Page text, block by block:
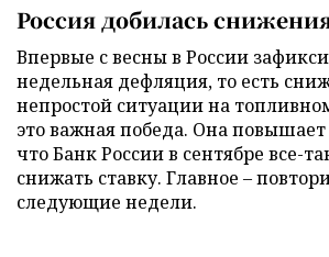
Россия добилась
Впервые с весны в России
недельная дефляция, то есть
непростой ситуации на
это важная победа. Она
что Банк России в сентябре все-
снижать ставку. Главное –
следующие недели.